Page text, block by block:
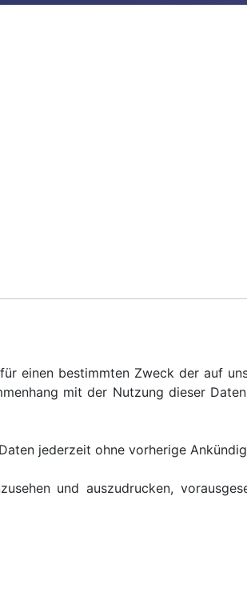
einen bestimmten Zweck der auf
mit der Nutzung dieser
jederzeit ohne vorherige
und auszudrucken,